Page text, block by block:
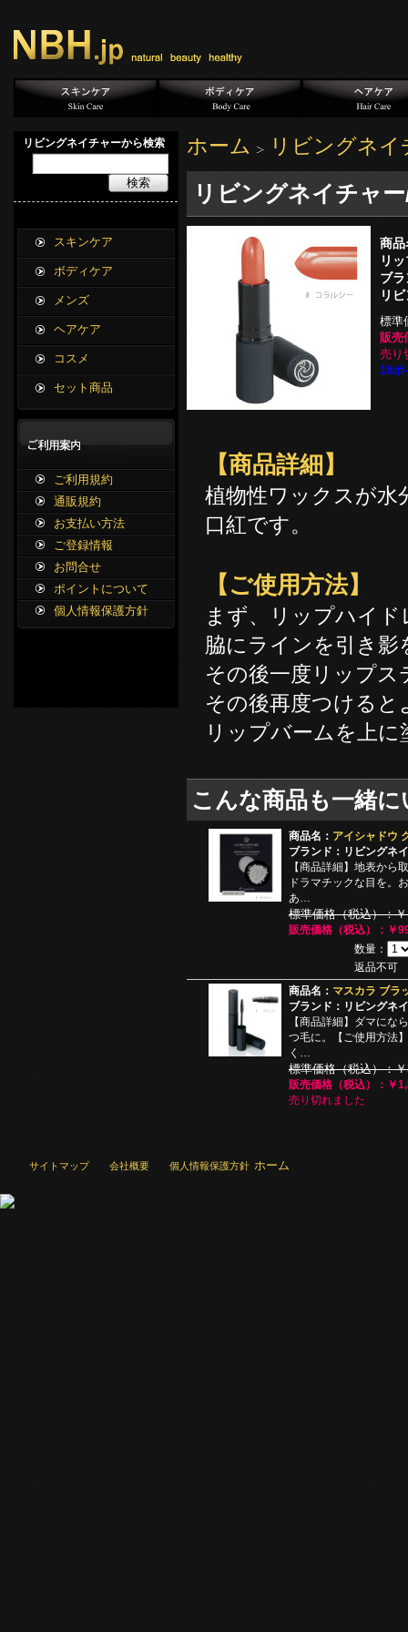
ホーム リビングネイ
リビングネイチャ
商品
リ
ブ
リ
標準
販売
売り
18ポ
【商品詳細】
植物性ワックスが水
口紅です。
【ご使用方法】
まず、リップハイ
脇にラインを引き影
その後一度リップ
その後再度つける
リップバームを上
こんな商品も一緒
商品名： アイシャドウ
ブランド：リビングネ
【商品詳細】地表から
ドラマチックな目を。
あ…
標準価格（税込）：
販売価格（税込）：￥
数量：
返品不可
商品名： マスカラ ブラ
ブランド：リビングネ
【商品詳細】ダマにな
つ毛に。【ご使用方法
く…
標準価格（税込）：
販売価格（税込）：￥
売り切れました
リビングネイチャーから検索
検索
スキンケア
ボディケア
メンズ
ヘアケア
コスメ
セット商品
ご利用規約
通販規約
お支払い方法
ご登録情報
お問合せ
ポイントについて
個人情報保護方針
ホーム
サイトマップ 会社概要 個人情報保護方針